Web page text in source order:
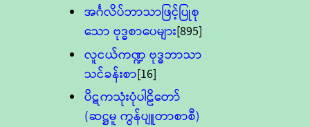
အင်္ဂလိပ်ဘာသာဖြင့်ပြုစု
သော ဗုဒ္ဓစာပေများ[895]
လူငယ်ကဏ္ဍ ဗုဒ္ဓဘာသာ
သင်ခန်းစာ[16]
ပိဋကသုံးပုံပါဠိတော်
(ဆဋ္ဌမူ ကွန်ပျူတာစာစီ)